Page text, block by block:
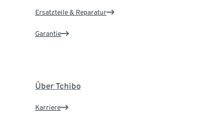
Ersatzteile & Reparatur
Garantie
Über Tchibo
Karriere